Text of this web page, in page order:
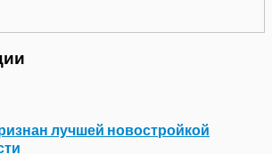
лучшей новостройкой